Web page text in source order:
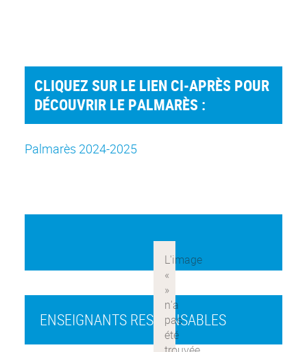
CLIQUEZ SUR LE LIEN CI-APRÈS POUR
DÉCOUVRIR LE PALMARÈS :
Palmarès 2024-2025
ENSEIGNANTS RESPONSABLES